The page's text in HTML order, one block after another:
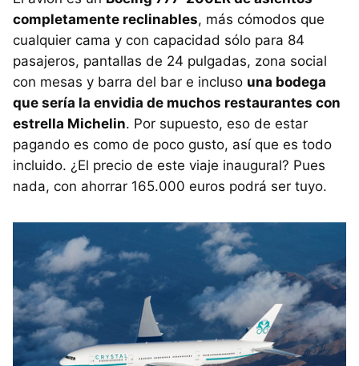
completamente reclinables, más cómodos que
cualquier cama y con capacidad sólo para 84
pasajeros, pantallas de 24 pulgadas, zona social
con mesas y barra del bar e incluso una bodega
que sería la envidia de muchos restaurantes con
estrella Michelin. Por supuesto, eso de estar
pagando es como de poco gusto, así que es todo
incluido. ¿El precio de este viaje inaugural? Pues
nada, con ahorrar 165.000 euros podrá ser tuyo.